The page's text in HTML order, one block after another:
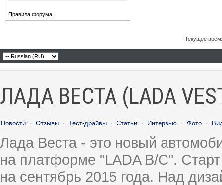
Правила форума
Текущее
ЛАДА ВЕСТА (LADA
Новости · Отзывы · Тест-драйвы · Статьи · Интервью · Фото ·
Лада Веста - это новый
на платформе "LADA B/C".
на сентябрь 2015 года. Над